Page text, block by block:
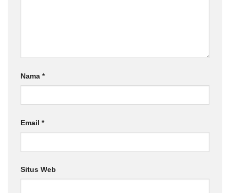
Nama *
Email *
Situs Web